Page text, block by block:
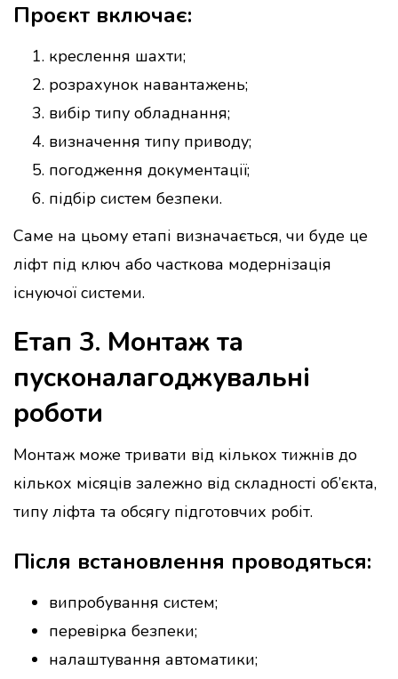
Проєкт включає:
креслення шахти;
розрахунок навантажень;
вибір типу обладнання;
визначення типу приводу;
погодження документації;
підбір систем безпеки.
Саме на цьому етапі визначається, чи буде це
ліфт під ключ або часткова модернізація
існуючої системи.
Етап 3. Монтаж та
пусконалагоджувальні
роботи
Монтаж може тривати від кількох тижнів до
кількох місяців залежно від складності об’єкта,
типу ліфта та обсягу підготовчих робіт.
Після встановлення проводяться:
випробування систем;
перевірка безпеки;
налаштування автоматики;